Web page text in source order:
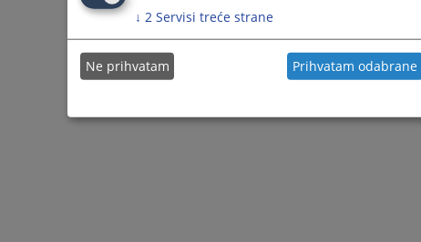
↓ 2 Servisi treće strane
Ne prihvatam Prihvatam odabrane